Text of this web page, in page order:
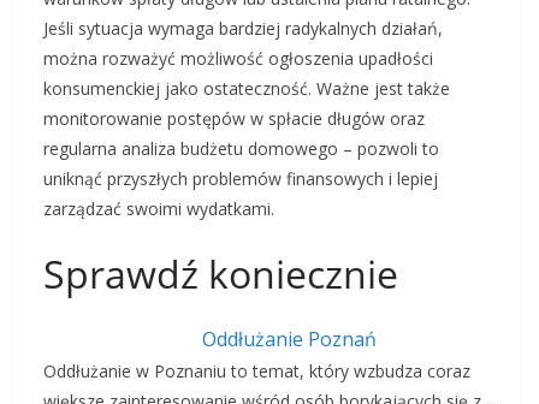
Jeśli sytuacja wymaga bardziej radykalnych działań,
można rozważyć możliwość ogłoszenia upadłości
konsumenckiej jako ostateczność. Ważne jest także
monitorowanie postępów w spłacie długów oraz
regularna analiza budżetu domowego – pozwoli to
uniknąć przyszłych problemów finansowych i lepiej
zarządzać swoimi wydatkami.
Sprawdź koniecznie
Oddłużanie Poznań
Oddłużanie w Poznaniu to temat, który wzbudza coraz